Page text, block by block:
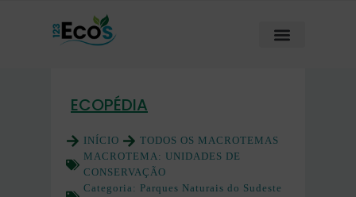
ECOPÉDIA
INÍCIO
TODOS OS MACROTEMAS
MACROTEMA: UNIDADES DE
CONSERVAÇÃO
Categoria: Parques Naturais do Sudeste